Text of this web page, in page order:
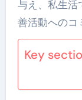
与え、私生活
善活動へのコ
Key